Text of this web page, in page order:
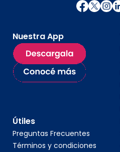
Nuestra App
Útiles
Preguntas Frecuentes
Términos y condiciones